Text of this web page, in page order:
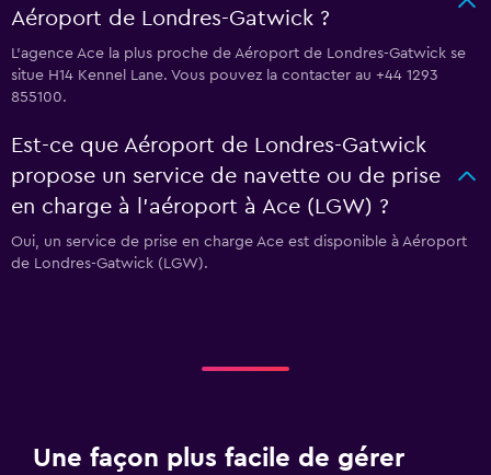
Aéroport de Londres-Gatwick ?
L’agence Ace la plus proche de Aéroport de Londres-Gatwick se
situe H14 Kennel Lane. Vous pouvez la contacter au +44 1293
855100.
Est-ce que Aéroport de Londres-Gatwick
propose un service de navette ou de prise
en charge à l’aéroport à Ace (LGW) ?
Oui, un service de prise en charge Ace est disponible à Aéroport
de Londres-Gatwick (LGW).
Une façon plus facile de gérer